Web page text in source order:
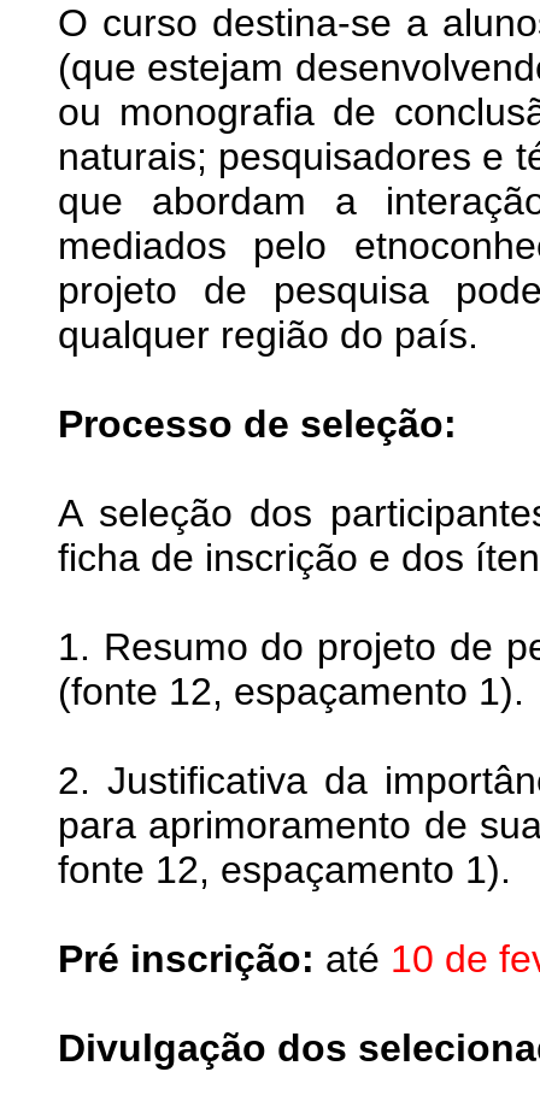
O curso destina-se a
(que estejam
ou monografia de
naturais; pesquisadores e
que abordam a
mediados pelo
projeto de pesquisa
qualquer região do país.
Processo de seleção:
A seleção dos
ficha de inscrição e dos
1. Resumo do projeto de
(fonte 12, espaçamento 1).
2. Justificativa da
para aprimoramento de
fonte 12, espaçamento 1).
Pré inscrição: até 10 de
Divulgação dos